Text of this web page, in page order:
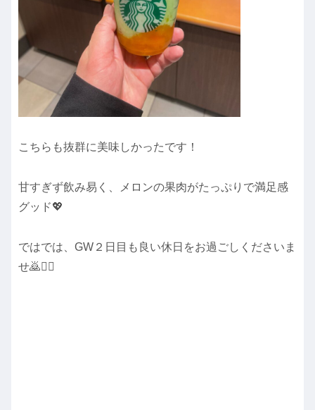
こちらも抜群に美味しかったです！
甘すぎず飲み易く、メロンの果肉がたっぷりで満足感
グッド💖
ではでは、GW２日目も良い休日をお過ごしくださいま
せ🙇🙇‍♀️